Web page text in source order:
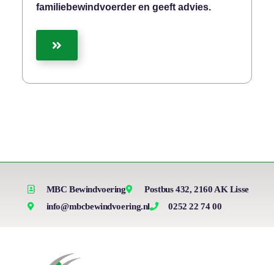
familiebewindvoerder en geeft advies.
MBC Bewindvoering
Postbus 432, 2160 AK Lisse
info@mbcbewindvoering.nl
0252 22 74 00